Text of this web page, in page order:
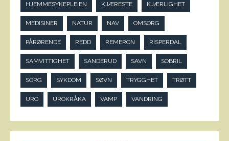
HJEMMESYKEPLEIEN KJÆRESTE KJÆRLIGHET
MEDISINER NATUR NAV OMSORG
PÅRØRENDE REDD REMERON RISPERDAL
SAMVITTIGHET SANDERUD SAVN SOBRIL
SORG SYKDOM SØVN TRYGGHET TRØTT
URO UROKRÅKA VAMP VANDRING